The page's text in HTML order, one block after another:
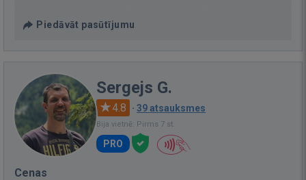
Piedāvāt pasūtījumu
Sergejs G.
4.8 · 39 atsauksmes
Bija vietnē: Pirms 7 st.
PRO
Cenas